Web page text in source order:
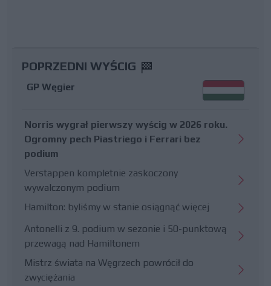
POPRZEDNI WYŚCIG
GP Węgier
Norris wygrał pierwszy wyścig w 2026 roku.
Ogromny pech Piastriego i Ferrari bez
podium
Verstappen kompletnie zaskoczony
wywalczonym podium
Hamilton: byliśmy w stanie osiągnąć więcej
Antonelli z 9. podium w sezonie i 50-punktową
przewagą nad Hamiltonem
Mistrz świata na Węgrzech powrócił do
zwyciężania